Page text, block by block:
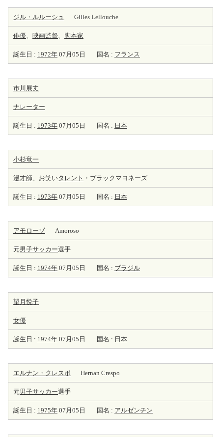
ジル・ルルーシュ Gilles Lellouche
俳優、 映画監督、 脚本家
誕生日 : 1972年 07月05日 国名 : フランス
市川展丈
ナレーター
誕生日 : 1973年 07月05日 国名 : 日本
小杉竜一
漫才師、お笑いタレント ・ブラックマヨネーズ
誕生日 : 1973年 07月05日 国名 : 日本
アモローゾ Amoroso
元男子サッカー選手
誕生日 : 1974年 07月05日 国名 : ブラジル
望月悦子
女優
誕生日 : 1974年 07月05日 国名 : 日本
エルナン・クレスポ Hernan Crespo
元男子サッカー選手
誕生日 : 1975年 07月05日 国名 : アルゼンチン